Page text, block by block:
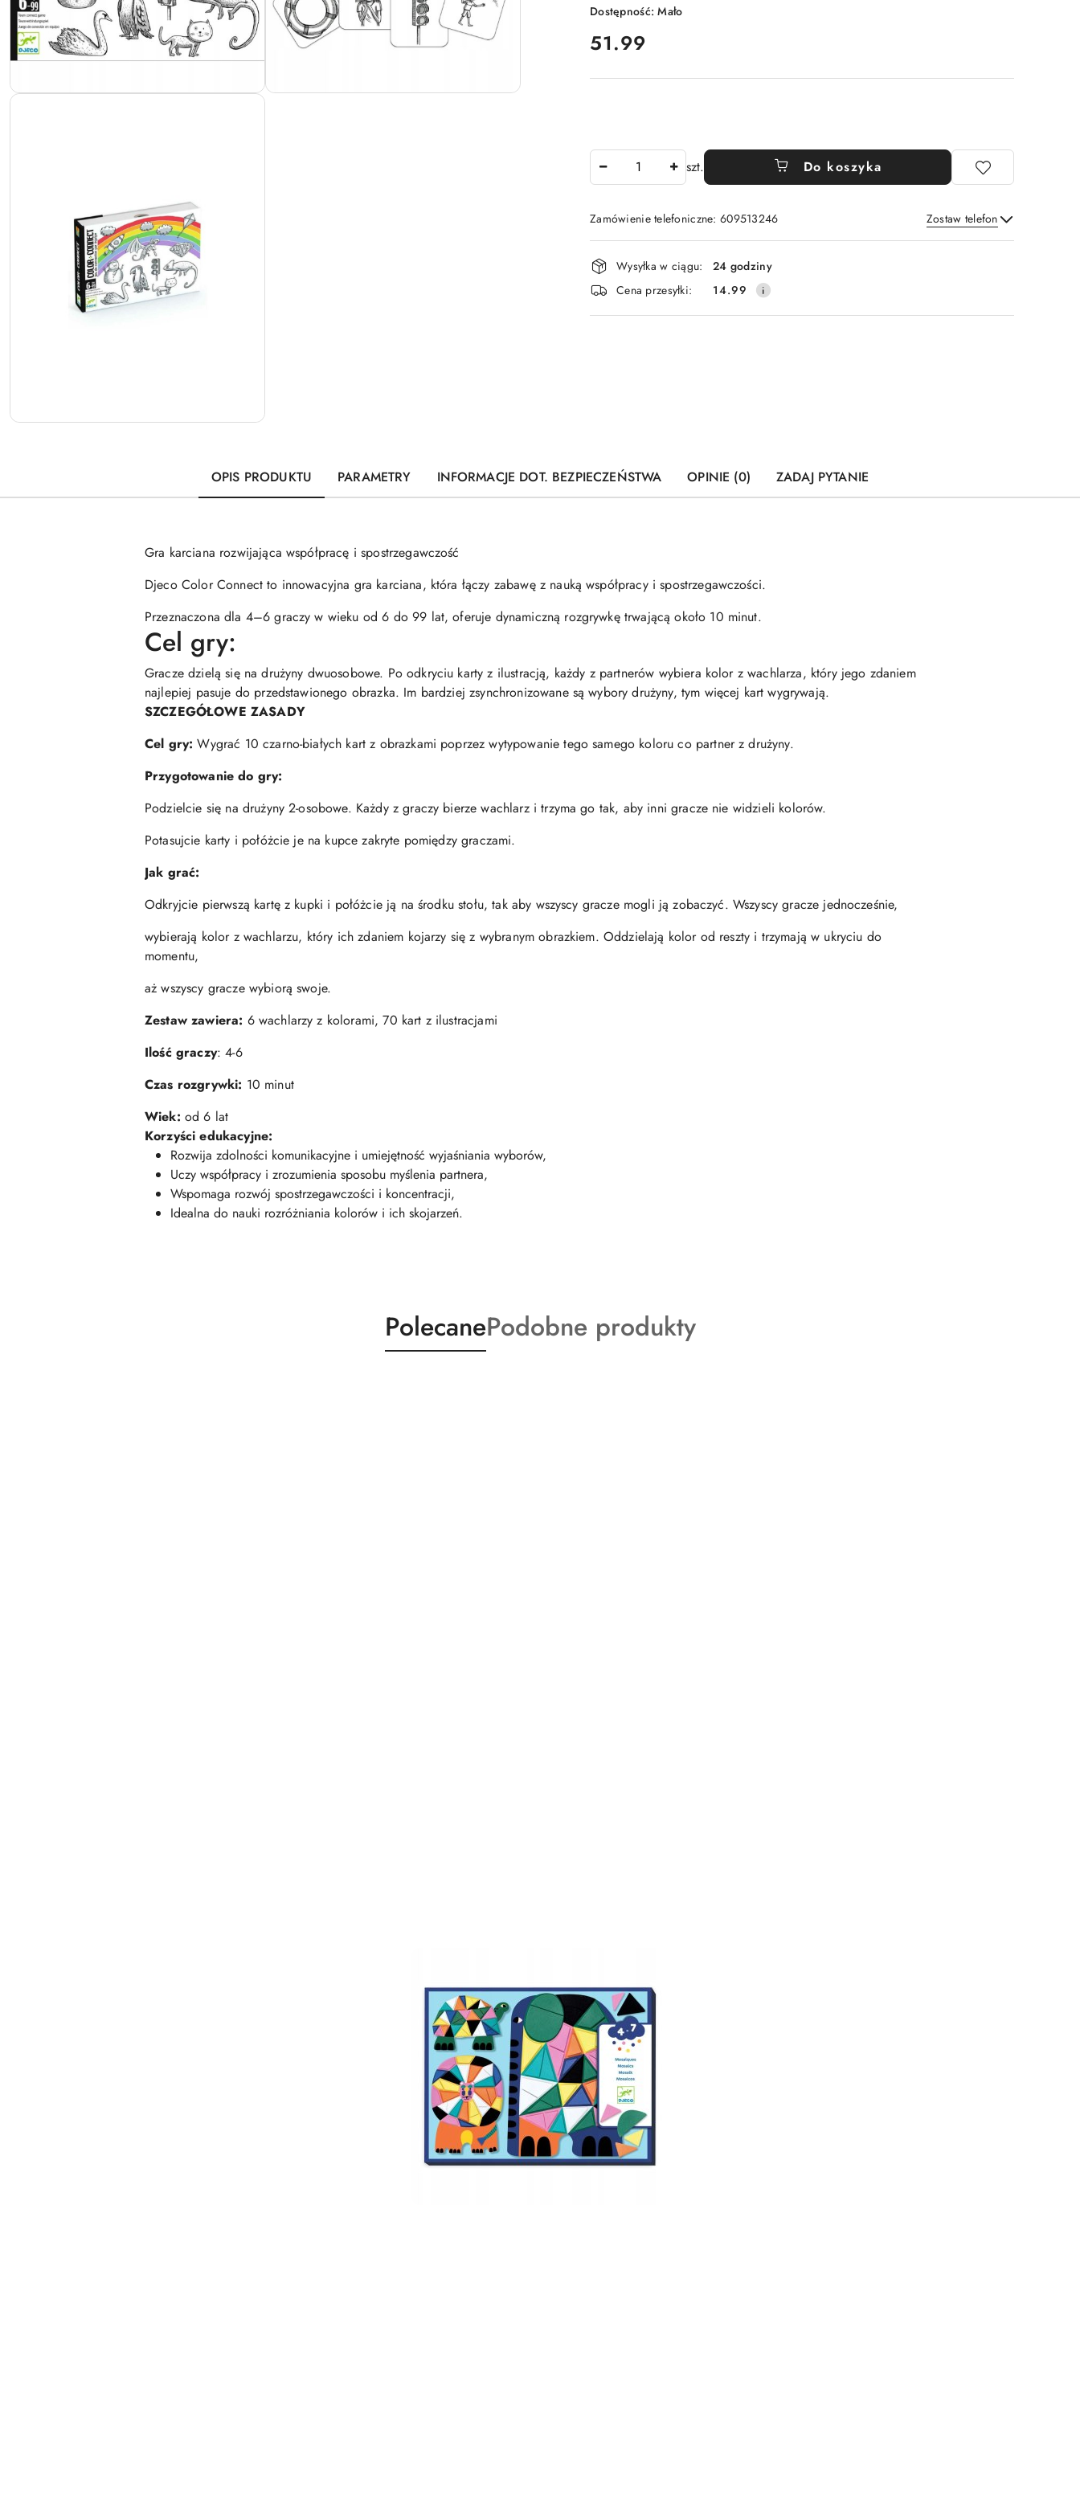
Dostępność:Mało
cena:
51.99
szt. Do koszyka
Zamówienie telefoniczne: 609513246 Zostaw telefon
Wyślij
Dostępność
i
dostawa
Wysyłka w ciągu:
24 godziny
Cena przesyłki:
14.99
OPIS PRODUKTU PARAMETRY INFORMACJE DOT. BEZPIECZEŃSTWA OPINIE (0) ZADAJ PYTANIE
Gra karciana rozwijająca współpracę i spostrzegawczość
Djeco Color Connect to innowacyjna gra karciana, która łączy zabawę z nauką współpracy i spostrzegawczości.
Przeznaczona dla 4–6 graczy w wieku od 6 do 99 lat, oferuje dynamiczną rozgrywkę trwającą około 10 minut.
Cel gry:
Gracze dzielą się na drużyny dwuosobowe. Po odkryciu karty z ilustracją, każdy z partnerów wybiera kolor z wachlarza, który jego zdaniem
najlepiej pasuje do przedstawionego obrazka. Im bardziej zsynchronizowane są wybory drużyny, tym więcej kart wygrywają.
SZCZEGÓŁOWE ZASADY
Cel gry: Wygrać 10 czarno-białych kart z obrazkami poprzez wytypowanie tego samego koloru co partner z drużyny.
Przygotowanie do gry:
Podzielcie się na drużyny 2-osobowe. Każdy z graczy bierze wachlarz i trzyma go tak, aby inni gracze nie widzieli kolorów.
Potasujcie karty i połóżcie je na kupce zakryte pomiędzy graczami.
Jak grać:
Odkryjcie pierwszą kartę z kupki i połóżcie ją na środku stołu, tak aby wszyscy gracze mogli ją zobaczyć. Wszyscy gracze jednocześnie,
wybierają kolor z wachlarzu, który ich zdaniem kojarzy się z wybranym obrazkiem. Oddzielają kolor od reszty i trzymają w ukryciu do
momentu,
aż wszyscy gracze wybiorą swoje.
Zestaw zawiera: 6 wachlarzy z kolorami, 70 kart z ilustracjami
Ilość graczy: 4-6
Czas rozgrywki: 10 minut
Wiek: od 6 lat
Korzyści edukacyjne:
Rozwija zdolności komunikacyjne i umiejętność wyjaśniania wyborów,
Uczy współpracy i zrozumienia sposobu myślenia partnera,
Wspomaga rozwój spostrzegawczości i koncentracji,
Idealna do nauki rozróżniania kolorów i ich skojarzeń.
Produkty
o
PolecaneProdukty
o
Podobne produkty